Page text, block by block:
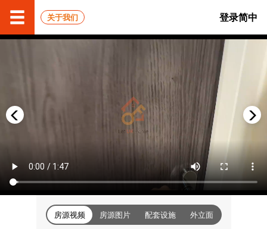
关于我们 登录简中
房源视频 房源图片 配套设施 外立面